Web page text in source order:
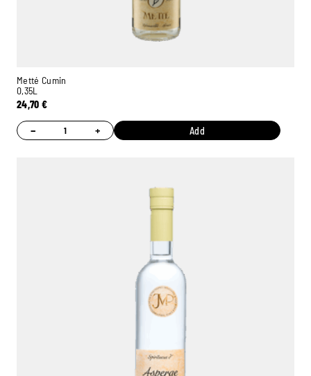
Metté Cumin
0,35L
24,70€
− + Add